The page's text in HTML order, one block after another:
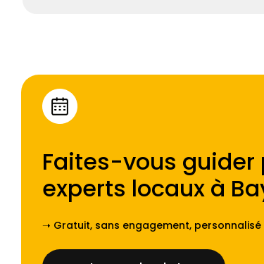
Faites-vous guider
experts locaux à
➝ Gratuit, sans engagement, personnalisé